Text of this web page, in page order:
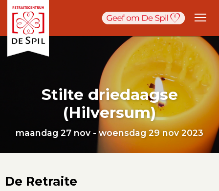
Stilte driedaagse
(Hilversum)
maandag 27 nov - woensdag 29 nov 2023
De Retraite